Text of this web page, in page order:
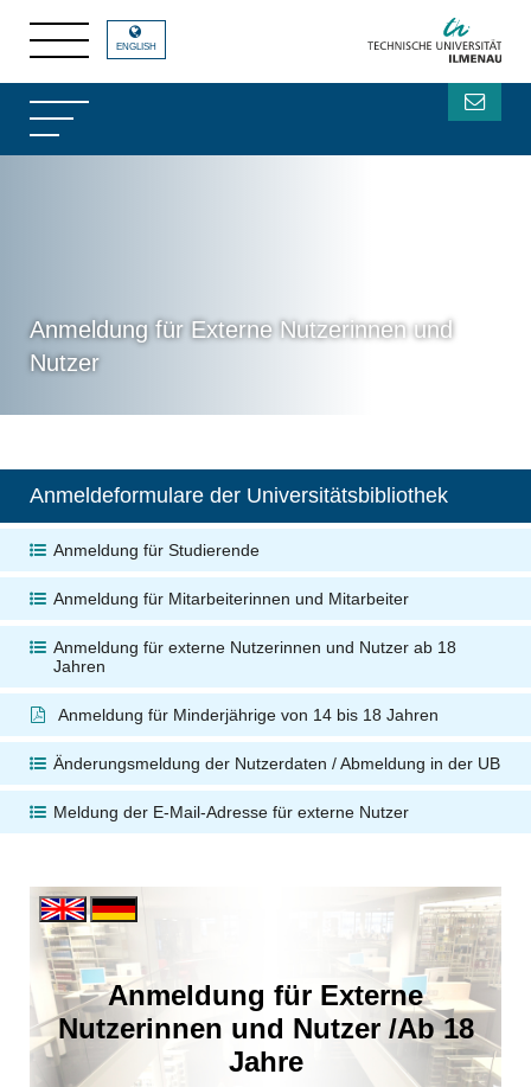
Anmeldung für Externe Nutzerinnen und
Nutzer
ENGLISH
Anmeldeformulare der Universitätsbibliothek
Anmeldung für Studierende
Anmeldung für Mitarbeiterinnen und Mitarbeiter
Anmeldung für externe Nutzerinnen und Nutzer ab 18
Jahren
Anmeldung für Minderjährige von 14 bis 18 Jahren
Änderungsmeldung der Nutzerdaten / Abmeldung in der UB
Meldung der E-Mail-Adresse für externe Nutzer